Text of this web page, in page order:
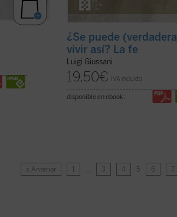
¿Se puede
vivir así? La fe
Luigi Giussani
19,50€ IVA incluido
disponible en ebook:
« Anterior 1 … 3 4 5 6 7